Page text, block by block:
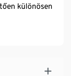
különösen